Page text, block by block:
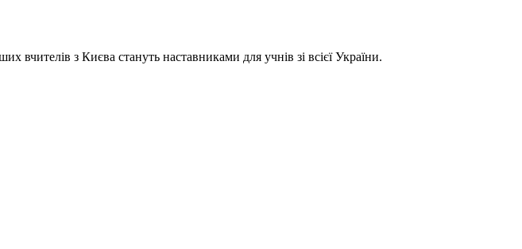
вчителів з Києва стануть наставниками для учнів зі всієї України.